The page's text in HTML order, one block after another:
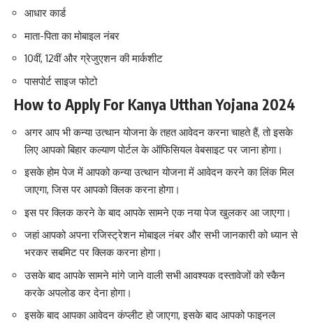
आधार कार्ड
माता-पिता का मोबाइल नंबर
10वीं, 12वीं और ग्रेजुएशन की मार्कशीट
पासपोर्ट साइज फोटो
How to Apply For Kanya Utthan Yojana 2024
अगर आप भी कन्या उत्थान योजना के तहत आवेदन करना चाहते हैं, तो इसके
लिए आपको बिहार कल्याण पोर्टल के ऑफिसियल वेबसाइट पर जाना होगा।
इसके होम पेज में आपको कन्या उत्थान योजना में आवेदन करने का लिंक मिल
जाएगा, जिस पर आपको क्लिक करना होगा।
इस पर क्लिक करने के बाद आपके सामने एक नया पेज खुलकर आ जाएगा।
जहां आपको अपना रजिस्ट्रेशन मोबाइल नंबर और सभी जानकारी को ध्यान से
भरकर सबमिट पर क्लिक करना होगा।
उसके बाद आपके सामने मांगे जाने वाली सभी आवश्यक दस्तावेजों को स्कैन
करके अपलोड कर देना होगा।
इसके बाद आपका आवेदन कंप्लीट हो जाएगा, इसके बाद आपको फाइनल